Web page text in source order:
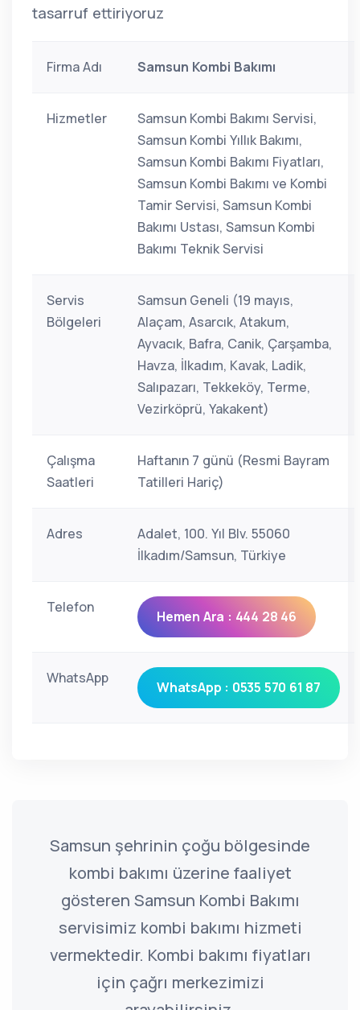
tasarruf ettiriyoruz
Firma Adı Samsun Kombi Bakımı
Hizmetler
Samsun Kombi Bakımı Servisi,
Samsun Kombi Yıllık Bakımı,
Samsun Kombi Bakımı Fiyatları,
Samsun Kombi Bakımı ve Kombi
Tamir Servisi, Samsun Kombi
Bakımı Ustası, Samsun Kombi
Bakımı Teknik Servisi
Servis
Bölgeleri
Samsun Geneli (19 mayıs,
Alaçam, Asarcık, Atakum,
Ayvacık, Bafra, Canik, Çarşamba,
Havza, İlkadım, Kavak, Ladik,
Salıpazarı, Tekkeköy, Terme,
Vezirköprü, Yakakent)
Çalışma
Saatleri
Haftanın 7 günü (Resmi Bayram
Tatilleri Hariç)
Adres
Adalet, 100. Yıl Blv. 55060
İlkadım/Samsun, Türkiye
Telefon
Hemen Ara : 444 28 46
WhatsApp
WhatsApp : 0535 570 61 87
Samsun şehrinin çoğu bölgesinde
kombi bakımı üzerine faaliyet
gösteren Samsun Kombi Bakımı
servisimiz kombi bakımı hizmeti
vermektedir. Kombi bakımı fiyatları
için çağrı merkezimizi